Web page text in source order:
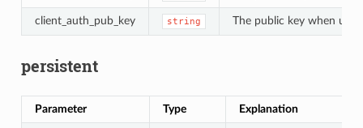
client_auth_pub_key string The public key when
persistent
Parameter Type Explanation